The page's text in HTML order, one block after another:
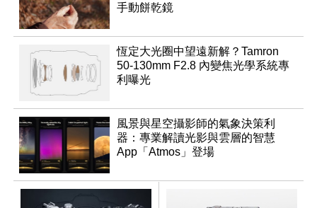
手動餅乾鏡
恆定大光圈中望遠新解？Tamron
50-130mm F2.8 內變焦光學系統專
利曝光
風景與星空攝影師的氣象決策利
器：專業解讀光影與雲層的智慧
App「Atmos」登場